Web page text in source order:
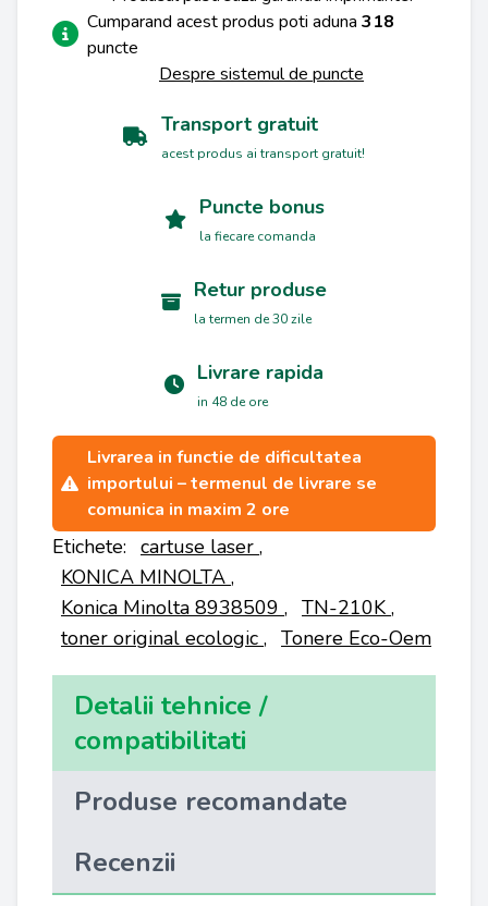
Cumparand acest produs poti aduna 318
puncte
Despre sistemul de puncte
Transport gratuit
acest produs ai transport gratuit!
Puncte bonus
la fiecare comanda
Retur produse
la termen de 30 zile
Livrare rapida
in 48 de ore
Livrarea in functie de dificultatea
importului – termenul de livrare se
comunica in maxim 2 ore
Etichete: cartuse laser ,
KONICA MINOLTA ,
Konica Minolta 8938509 , TN-210K ,
toner original ecologic , Tonere Eco-Oem
Detalii tehnice /
compatibilitati
Produse recomandate
Recenzii